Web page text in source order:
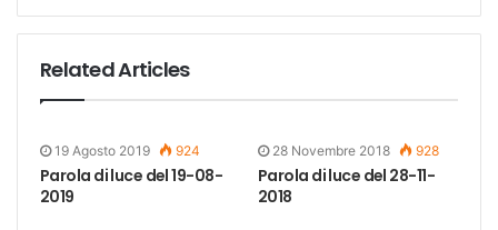
Related Articles
19 Agosto 2019 924
Parola di luce del 19-08-
2019
28 Novembre 2018 928
Parola di luce del 28-11-
2018